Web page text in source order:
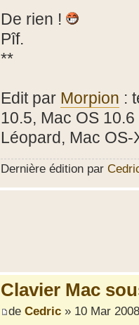
De rien !
Pîf.
**
Edit par Morpion :
10.5, Mac OS
Léopard, Mac
Dernière édition par
Clavier Mac
de Cedric» 10 Mar